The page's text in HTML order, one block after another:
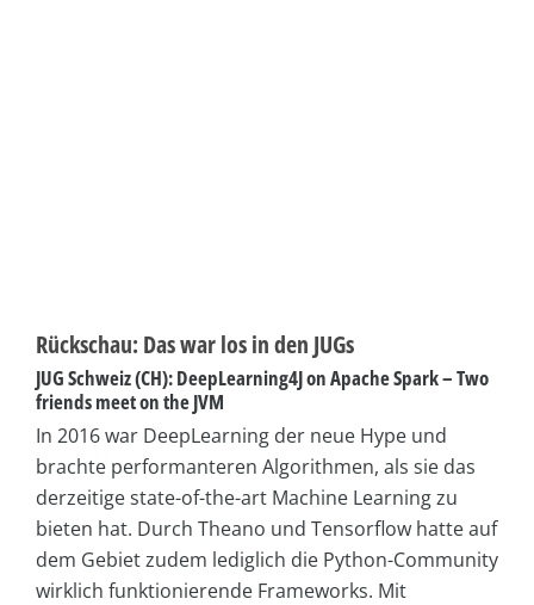
Rückschau: Das war los in den JUGs
JUG Schweiz (CH): DeepLearning4J on Apache Spark – Two
friends meet on the JVM
In 2016 war DeepLearning der neue Hype und
brachte performanteren Algorithmen, als sie das
derzeitige state-of-the-art Machine Learning zu
bieten hat. Durch Theano und Tensorflow hatte auf
dem Gebiet zudem lediglich die Python-Community
wirklich funktionierende Frameworks. Mit